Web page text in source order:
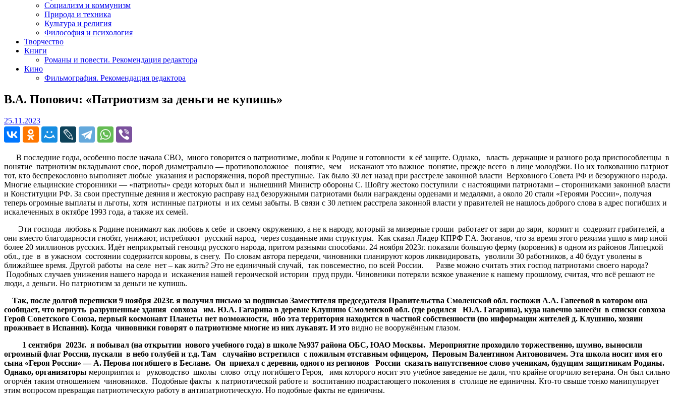
Социализм и коммунизм
Природа и техника
Культура и религия
Философия и психология
Творчество
Книги
Романы и повести. Рекомендация редактора
Кино
Фильмография. Рекомендация редактора
В.А. Попович: «Патриотизм за деньги не купишь»
25.11.202325.11.2023
В последние годы, особенно после начала СВО, много говорится о патриотизме, любви к Родине и готовности к её защите. Однако, власть держащие и разного рода приспособленцы в
понятие патриотизм вкладывают свое, порой диаметрально — противоположное понятие, чем искажают это важное понятие, прежде всего в лице молодёжи. По их толкованию патриот
тот, кто беспрекословно выполняет любые указания и распоряжения, порой преступные. Так было 30 лет назад при расстреле законной власти Верховного Совета РФ и безоружного народа.
Многие ельцинские сторонники — «патриоты» среди которых был и нынешний Министр обороны С. Шойгу жестоко поступили с настоящими патриотами – сторонниками законной власти
и Конституции РФ. За свои преступные деяния и жестокую расправу над безоружными патриотами были награждены орденами и медалями, а около 20 стали «Героями России», получая
теперь огромные выплаты и льготы, хотя истинные патриоты и их семьи забыты. В связи с 30 летием расстрела законной власти у правителей не нашлось доброго слова в адрес погибших и
искалеченных в октябре 1993 года, а также их семей.
Эти господа любовь к Родине понимают как любовь к себе и своему окружению, а не к народу, который за мизерные гроши работает от зари до зари, кормит и содержит грабителей, а
они вместо благодарности гнобят, унижают, истребляют русский народ, через созданные ими структуры. Как сказал Лидер КПРФ Г.А. Зюганов, что за время этого режима ушло в мир иной
более 20 миллионов русских. Идёт неприкрытый геноцид русского народа, притом разными способами. 24 ноября 2023г. показали большую ферму (коровник) в одном из районов Липецкой
обл., где в в ужасном состоянии содержится коровы, в снегу. По словам автора передачи, чиновники планируют коров ликвидировать, уволили 30 работников, а 40 будут уволены в
ближайшее время. Другой работы на селе нет – как жить? Это не единичный случай, так повсеместно, по всей России. Разве можно считать этих господ патриотами своего народа?
Подобных случаев унижения нашего народа и искажения нашей героической истории пруд пруди. Чиновники потеряли всякое уважение к нашему прошлому, считая, что всё решают не
люди, а деньги. Но патриотизм за деньги не купишь.
Так, после долгой переписки 9 ноября 2023г. я получил письмо за подписью Заместителя председателя Правительства Смоленской обл. госпожи А.А. Гапеевой в котором она
сообщает, что вернуть разрушенные здания совхоза им. Ю.А. Гагарина в деревне Клушино Смоленской обл. (где родился Ю.А. Гагарина), куда навечно занесён в списки совхоза
Герой Советского Союза, первый космонавт Планеты нет возможности, ибо эта территория находится в частной собственности (по информации жителей д. Клушино, хозяин
проживает в Испании). Когда чиновники говорят о патриотизме многие из них лукавят. И это видно не вооружённым глазом.
1 сентября 2023г. я побывал (на открытии нового учебного года) в школе №937 района ОБС, ЮАО Москвы. Мероприятие проходило торжественно, шумно, выносили
огромный флаг России, пускали в небо голубей и т.д. Там случайно встретился с пожилым отставным офицером, Перовым Валентином Антоновичем. Эта школа носит имя его
сына «Героя России» — А. Перова погибшего в Беслане. Он приехал с деревни, одного из регионов России сказать напутственное слово ученикам, будущим защитникам Родины.
Однако, организаторы мероприятия и руководство школы слово отцу погибшего Героя, имя которого носит это учебное заведение не дали, что крайне огорчило ветерана. Он был сильно
огорчён таким отношением чиновников. Подобные факты к патриотической работе и воспитанию подрастающего поколения в столице не единичны. Кто-то свыше тонко манипулирует
этим вопросом превращая патриотическую работу в антипатриотическую. Но подобные факты не единичны.